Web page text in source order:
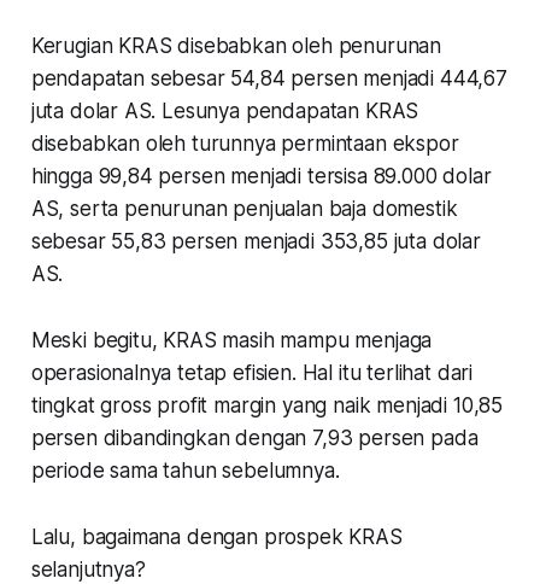
Kerugian KRAS disebabkan oleh penurunan
pendapatan sebesar 54,84 persen menjadi 444,67
juta dolar AS. Lesunya pendapatan KRAS
disebabkan oleh turunnya permintaan ekspor
hingga 99,84 persen menjadi tersisa 89.000 dolar
AS, serta penurunan penjualan baja domestik
sebesar 55,83 persen menjadi 353,85 juta dolar
AS.
Meski begitu, KRAS masih mampu menjaga
operasionalnya tetap efisien. Hal itu terlihat dari
tingkat gross profit margin yang naik menjadi 10,85
persen dibandingkan dengan 7,93 persen pada
periode sama tahun sebelumnya.
Lalu, bagaimana dengan prospek KRAS
selanjutnya?